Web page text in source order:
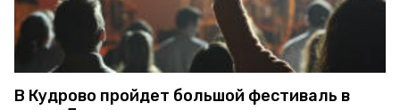
В Кудрово пройдет большой фестиваль в